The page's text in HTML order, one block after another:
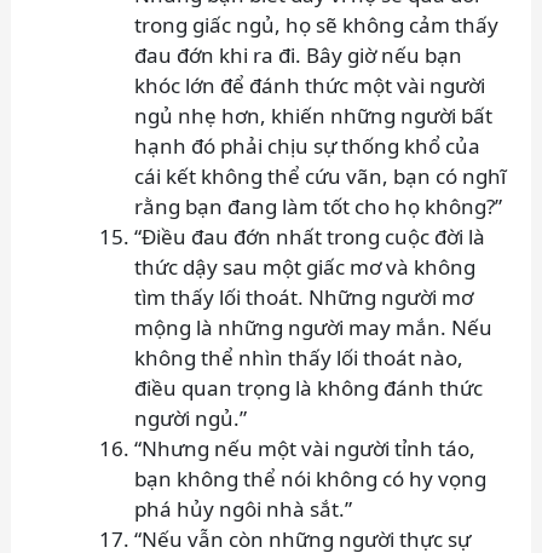
trong giấc ngủ, họ sẽ không cảm thấy
đau đớn khi ra đi. Bây giờ nếu bạn
khóc lớn để đánh thức một vài người
ngủ nhẹ hơn, khiến những người bất
hạnh đó phải chịu sự thống khổ của
cái kết không thể cứu vãn, bạn có nghĩ
rằng bạn đang làm tốt cho họ không?”
“Điều đau đớn nhất trong cuộc đời là
thức dậy sau một giấc mơ và không
tìm thấy lối thoát. Những người mơ
mộng là những người may mắn. Nếu
không thể nhìn thấy lối thoát nào,
điều quan trọng là không đánh thức
người ngủ.”
“Nhưng nếu một vài người tỉnh táo,
bạn không thể nói không có hy vọng
phá hủy ngôi nhà sắt.”
“Nếu vẫn còn những người thực sự